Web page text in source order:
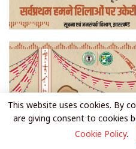
This website uses cookies. By
are giving consent to cookies
Cookie Policy.